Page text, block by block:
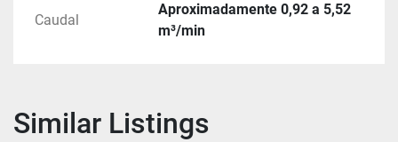
Caudal
Aproximadamente 0,92 a 5,52
m³/min
Similar Listings